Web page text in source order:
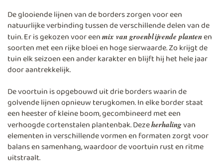
De glooiende lijnen van de borders zorgen voor een
natuurlijke verbinding tussen de verschillende delen van de
tuin. Er is gekozen voor eenmix van groenblijvende plantenen
soorten met een rijke bloei en hoge sierwaarde. Zo krijgt de
tuin elk seizoen een ander karakter en blijft hij het hele jaar
door aantrekkelijk.
De voortuin is opgebouwd uit drie borders waarin de
golvende lijnen opnieuw terugkomen. In elke border staat
een heester of kleine boom, gecombineerd met een
verhoogde cortenstalen plantenbak. Dezeherhalingvan
elementen in verschillende vormen en formaten zorgt voor
balans en samenhang, waardoor de voortuin rust en ritme
uitstraalt.